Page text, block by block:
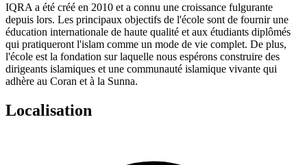
IQRA a été créé en 2010 et a connu une croissance fulgurante
depuis lors. Les principaux objectifs de l'école sont de fournir une
éducation internationale de haute qualité et aux étudiants diplômés
qui pratiqueront l'islam comme un mode de vie complet. De plus,
l'école est la fondation sur laquelle nous espérons construire des
dirigeants islamiques et une communauté islamique vivante qui
adhère au Coran et à la Sunna.
Localisation